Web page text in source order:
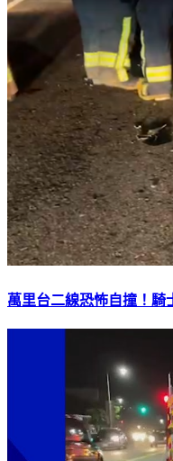
萬里台二線恐怖自撞！騎